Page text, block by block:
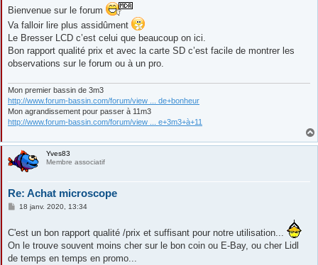
s
a
e
Bienvenue sur le forum
Va falloir lire plus assidûment
Le Bresser LCD c’est celui que beaucoup on ici.
Bon rapport qualité prix et avec la carte SD c’est facile de montrer les
observations sur le forum ou à un pro.
Mon premier bassin de 3m3
http://www.forum-bassin.com/forum/view ... de+bonheur
Mon agrandissement pour passer à 11m3
http://www.forum-bassin.com/forum/view ... e+3m3+à+11
Yves83
Membre associatif
Re: Achat microscope
M
s
g
e
18 janv. 2020, 13:34
C'est un bon rapport qualité /prix et suffisant pour notre utilisation...
On le trouve souvent moins cher sur le bon coin ou E-Bay, ou cher Lidl
de temps en temps en promo...